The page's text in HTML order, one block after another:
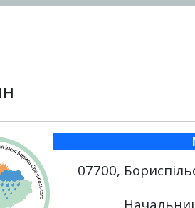
07700,